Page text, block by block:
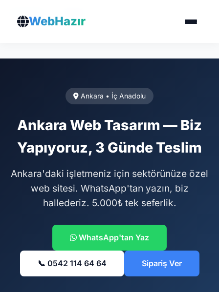
WebHazır
Ankara • İç Anadolu
Ankara Web Tasarım — Biz
Yapıyoruz, 3 Günde Teslim
Ankara'daki işletmeniz için sektörünüze özel
web sitesi. WhatsApp'tan yazın, biz
hallederiz. 5.000₺ tek seferlik.
WhatsApp'tan Yaz
📞 0542 114 64 64 Sipariş Ver